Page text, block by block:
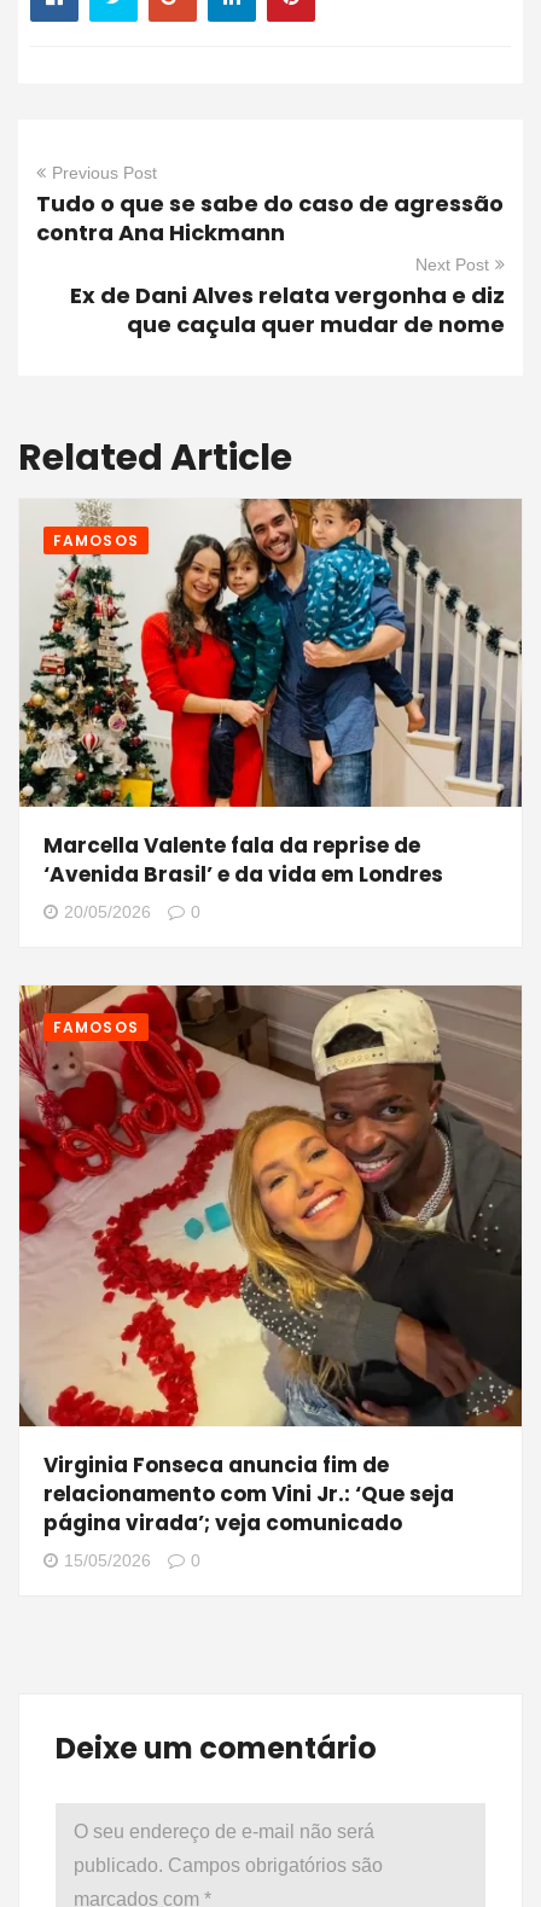
Previous Post
Tudo o que se sabe do caso de agressão
contra Ana Hickmann
Next Post
Ex de Dani Alves relata vergonha e diz
que caçula quer mudar de nome
Related Article
FAMOSOS
Marcella Valente fala da reprise de
‘Avenida Brasil’ e da vida em Londres
20/05/2026 0
FAMOSOS
Virginia Fonseca anuncia fim de
relacionamento com Vini Jr.: ‘Que seja
página virada’; veja comunicado
15/05/2026 0
Deixe um comentário
O seu endereço de e-mail não será
publicado. Campos obrigatórios são
marcados com *